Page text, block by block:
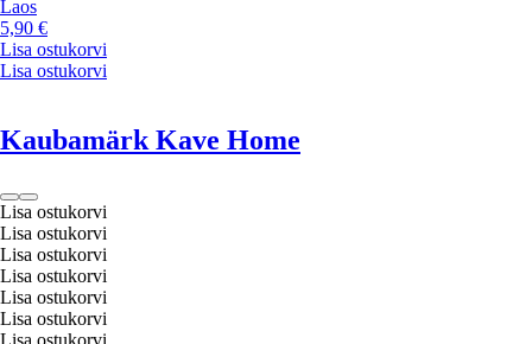
Laos
5,90 €
Lisa ostukorvi
Lisa ostukorvi
Kaubamärk Kave Home
Lisa ostukorvi
Lisa ostukorvi
Lisa ostukorvi
Lisa ostukorvi
Lisa ostukorvi
Lisa ostukorvi
Lisa ostukorvi